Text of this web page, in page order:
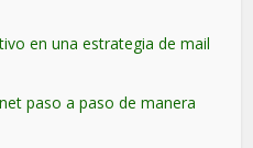
en una estrategia de mail
paso a paso de manera